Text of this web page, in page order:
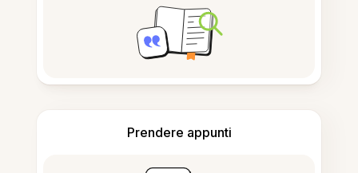
Prendere appunti